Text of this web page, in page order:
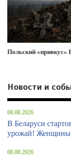
Польский «привкус»
Новости и
08.08.2026
В Беларуси
урожай! Женщины
08.08.2026